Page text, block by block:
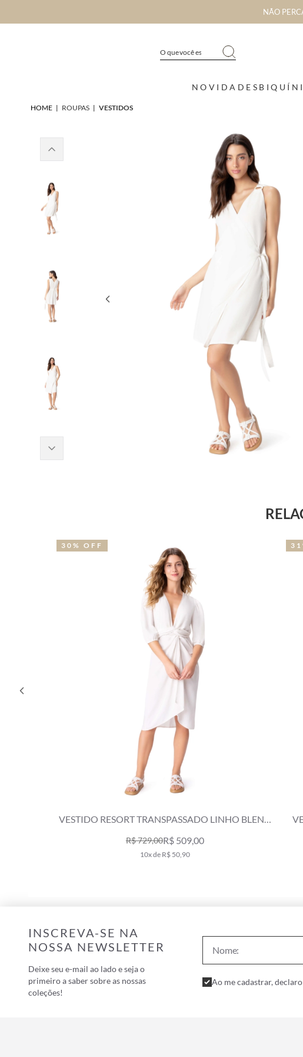
NÃO
NOVIDADES
HOME | ROUPAS | VESTIDOS
VESTIDO RESORT TRANSPASSADO LINHO BLEND
R$ 729,00R$ 509,00
10x de R$ 50,90
30% OFF
INSCREVA-SE NA
NOSSA NEWSLETTER
Deixe seu e-mail ao lado e seja o
primeiro a saber sobre as nossas
coleções!
Ao me cadastrar,